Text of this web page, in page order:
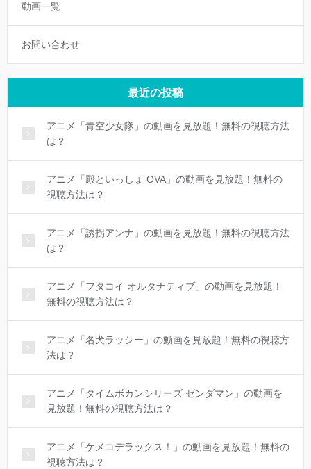
動画一覧
お問い合わせ
最近の投稿
アニメ「青空少女隊」の動画を見放題！無料の視聴方法
は？
アニメ「殿といっしょ OVA」の動画を見放題！無料の
視聴方法は？
アニメ「誘拐アンナ」の動画を見放題！無料の視聴方法
は？
アニメ「フタコイ オルタナティブ」の動画を見放題！
無料の視聴方法は？
アニメ「名犬ラッシー」の動画を見放題！無料の視聴方
法は？
アニメ「タイムボカンシリーズ ゼンダマン」の動画を
見放題！無料の視聴方法は？
アニメ「ケメコデラックス！」の動画を見放題！無料の
視聴方法は？